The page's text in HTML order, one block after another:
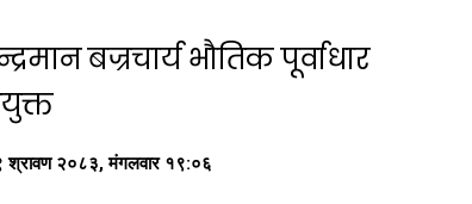
बज्रचार्य भौतिक पूर्वाधार
श्रावण २०८३, मंगलवार १९:०६